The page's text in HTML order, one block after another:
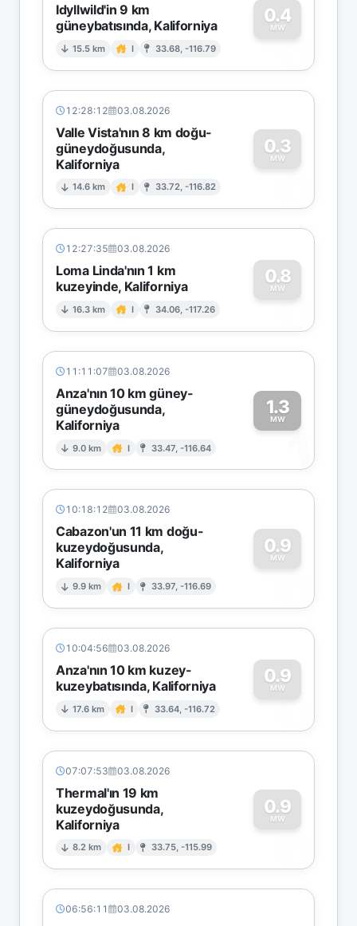
Idyllwild'in 9 km
güneybatısında, Kaliforniya
15.5 km I 33.68, -116.79
0.4
MW
0
12:28:12 03.08.2026
Valle Vista'nın 8 km doğu-
güneydoğusunda,
Kaliforniya
14.6 km I 33.72, -116.82
0.3
MW
0
12:27:35 03.08.2026
Loma Linda'nın 1 km
kuzeyinde, Kaliforniya
16.3 km I 34.06, -117.26
0.8
MW
0
11:11:07 03.08.2026
Anza'nın 10 km güney-
güneydoğusunda,
Kaliforniya
9.0 km I 33.47, -116.64
1.3
MW
1
10:18:12 03.08.2026
Cabazon'un 11 km doğu-
kuzeydoğusunda,
Kaliforniya
9.9 km I 33.97, -116.69
0.9
MW
0
10:04:56 03.08.2026
Anza'nın 10 km kuzey-
kuzeybatısında, Kaliforniya
17.6 km I 33.64, -116.72
0.9
MW
0
07:07:53 03.08.2026
Thermal'ın 19 km
kuzeydoğusunda,
Kaliforniya
8.2 km I 33.75, -115.99
0.9
MW
0
06:56:11 03.08.2026